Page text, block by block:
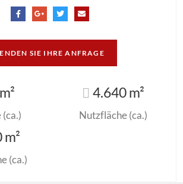
SIE IHRE ANFRAGE
4.640 m²
Nutzfläche (ca.)
(ca.)